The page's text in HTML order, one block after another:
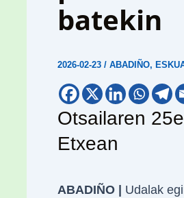
batekin
2026-02-23 / ABADIÑO,
Otsailaren
Etxean
ABADIÑO |
Udalak